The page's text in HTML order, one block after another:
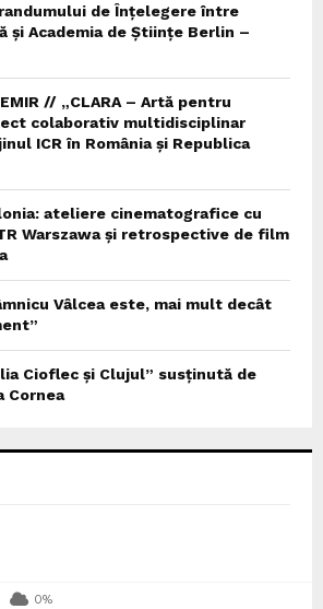
de Înțelegere între
și Academia de Științe Berlin –
// „CLARA – Artă pentru
colaborativ multidisciplinar
ICR în România și Republica
ateliere cinematografice cu
Warszawa și retrospective de film
Vâlcea este, mai mult decât
Cioflec și Clujul” susținută de
Cornea
0%